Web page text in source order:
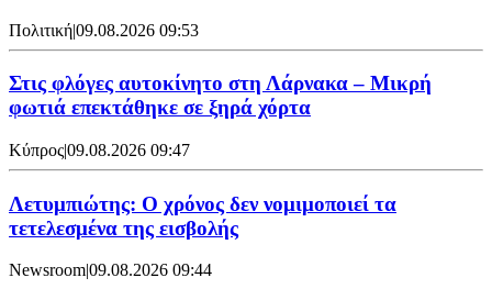
Πολιτική|09.08.2026 09:53
Στις φλόγες αυτοκίνητο στη Λάρνακα – Μικρή
φωτιά επεκτάθηκε σε ξηρά χόρτα
Κύπρος|09.08.2026 09:47
Λετυμπιώτης: Ο χρόνος δεν νομιμοποιεί τα
τετελεσμένα της εισβολής
Newsroom|09.08.2026 09:44